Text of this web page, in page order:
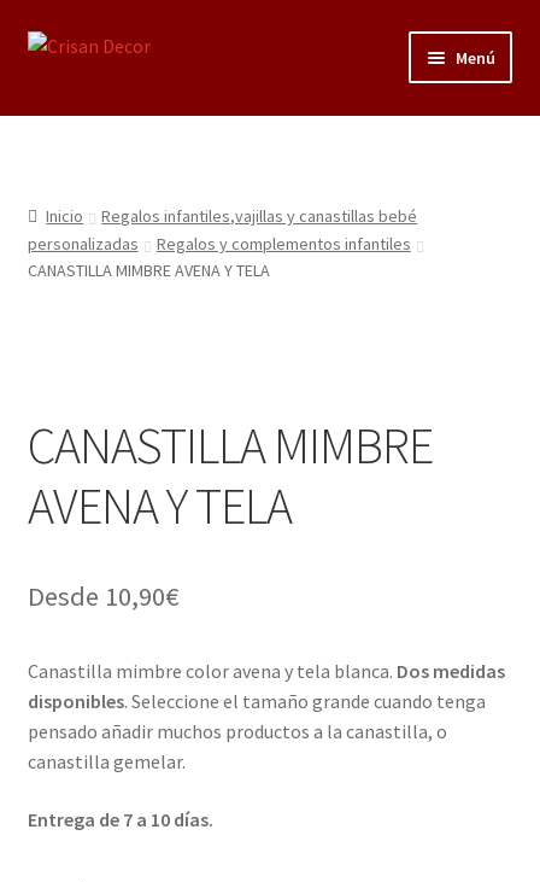
Ir
Ir
Menú
Regalos infantiles, vajillas y canastillas bebé
Regalo personalizado, estuches copas grabadas, regalo
bodas y aniversario, placas grabadas
Porcelana blanca Profesional y Hostelería
Pigmentos Porcelana y Vidrio, Mediums, material pintura
porcelana
Menaje y servicio de mesa
Regalo personal chico-chica
Inicio
Regalos infantiles,vajillas y canastillas bebé
personalizadas
Regalos y complementos infantiles
CANASTILLA MIMBRE AVENA Y TELA
CANASTILLA MIMBRE
AVENA Y TELA
Desde 10,90€
Canastilla mimbre color avena y tela blanca. Dos medidas
disponibles. Seleccione el tamaño grande cuando tenga
pensado añadir muchos productos a la canastilla, o
canastilla gemelar.
Entrega de 7 a 10 días.